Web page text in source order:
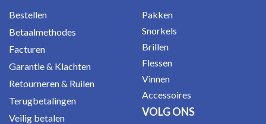
Bestellen
Betaalmethodes
Facturen
Garantie & Klachten
Retourneren & Ruilen
Terugbetalingen
Veilig betalen
Pakken
Snorkels
Brillen
Flessen
Vinnen
Accessoires
VOLG ONS